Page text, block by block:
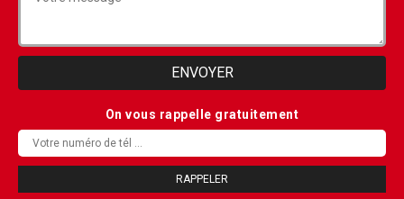
On vous rappelle gratuitement